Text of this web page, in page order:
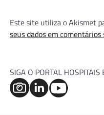
Este site utiliza o Akismet
seus dados em comentários
SIGA O PORTAL HOSPITAIS